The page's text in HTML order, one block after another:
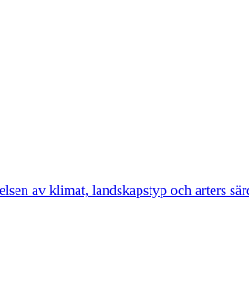
av klimat, landskapstyp och arters